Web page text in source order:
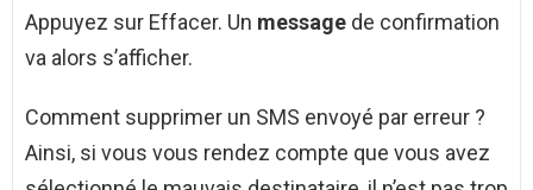
Appuyez sur Effacer. Un message de confirmation
va alors s’afficher.
Comment supprimer un SMS envoyé par erreur ?
Ainsi, si vous vous rendez compte que vous avez